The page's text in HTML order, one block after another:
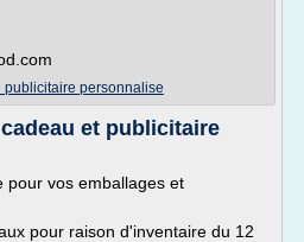
publicitaire personnalise
et publicitaire
pour vos emballages et
pour raison d'inventaire du 12